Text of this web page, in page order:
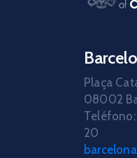
Plaça
08002
Teléfono:
20